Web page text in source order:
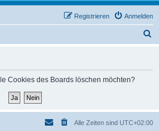
Anmelden
Registrieren
Cookies des Boards löschen möchten?
Alle Zeiten sind UTC+02:00